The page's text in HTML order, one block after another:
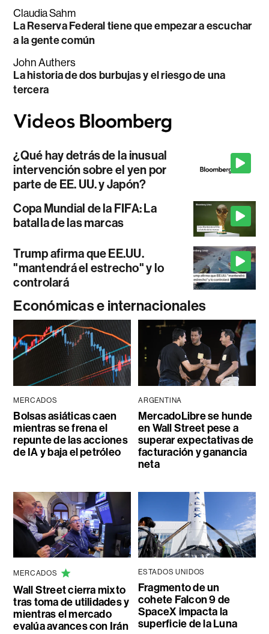
Claudia Sahm
La Reserva Federal tiene que empezar a escuchar
a la gente común
John Authers
La historia de dos burbujas y el riesgo de una
tercera
¿Qué hay detrás de la inusual
intervención sobre el yen por
parte de EE. UU. y Japón?
Copa Mundial de la FIFA: La
batalla de las marcas
Trump afirma que EE.UU.
"mantendrá el estrecho" y lo
controlará
Económicas e internacionales
MERCADOS
Bolsas asiáticas caen
mientras se frena el
repunte de las acciones
de IA y baja el petróleo
ARGENTINA
MercadoLibre se hunde
en Wall Street pese a
superar expectativas de
facturación y ganancia
neta
MERCADOS
Wall Street cierra mixto
tras toma de utilidades y
mientras el mercado
evalúa avances con Irán
ESTADOS UNIDOS
Fragmento de un
cohete Falcon 9 de
SpaceX impacta la
superficie de la Luna